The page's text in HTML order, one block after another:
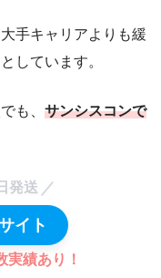
手キャリアよりも緩
しています。
も、 サンシスコンで
発送
イト
実績あり！